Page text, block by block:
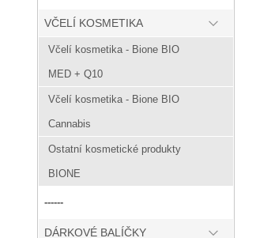
VČELÍ KOSMETIKA
Včelí kosmetika - Bione BIO
MED + Q10
Včelí kosmetika - Bione BIO
Cannabis
Ostatní kosmetické produkty
BIONE
------
DÁRKOVÉ BALÍČKY